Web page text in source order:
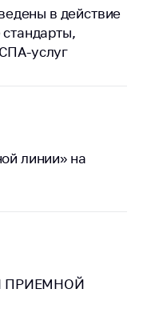
в действие
услуг
линии» на
ПРИЕМНОЙ